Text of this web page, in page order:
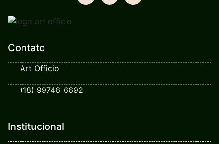
Contato
Art Officio
(18) 99746-6692
Institucional